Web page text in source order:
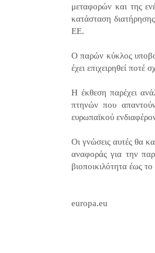
μεταφορών και της
κατάσταση
ΕΕ.
Ο παρών κύκλος
έχει επιχειρηθεί
Η έκθεση παρέχει
πτηνών που
ευρωπαϊκού
Οι γνώσεις αυτές θα
αναφοράς για την
βιοποικιλότητα έως
europa.eu